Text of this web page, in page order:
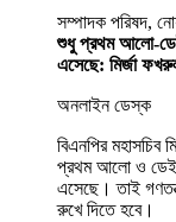
সম্পাদক পরিষদ,
শুধু প্রথম আলো-
এসেছে: মির্জা
অনলাইন ডেস্ক
বিএনপির
প্রথম আলো ও
এসেছে। তাই
রুখে দিতে হবে।